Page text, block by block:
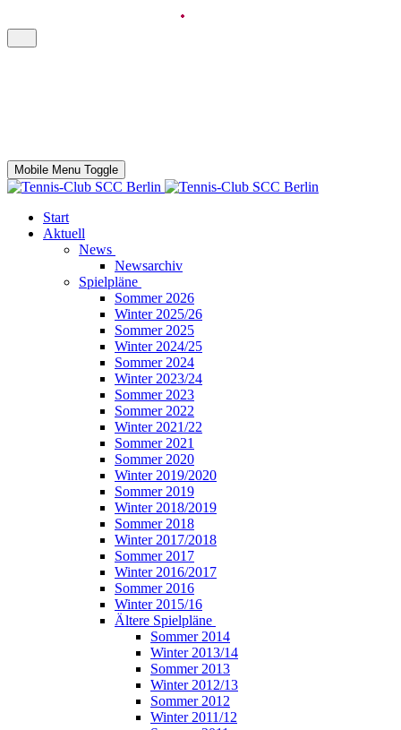
Mobile Menu Toggle
Start
Aktuell
News
Newsarchiv
Spielpläne
Sommer 2026
Winter 2025/26
Sommer 2025
Winter 2024/25
Sommer 2024
Winter 2023/24
Sommer 2023
Sommer 2022
Winter 2021/22
Sommer 2021
Sommer 2020
Winter 2019/2020
Sommer 2019
Winter 2018/2019
Sommer 2018
Winter 2017/2018
Sommer 2017
Winter 2016/2017
Sommer 2016
Winter 2015/16
Ältere Spielpläne
Sommer 2014
Winter 2013/14
Sommer 2013
Winter 2012/13
Sommer 2012
Winter 2011/12